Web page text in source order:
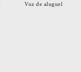
Voz de aluguel